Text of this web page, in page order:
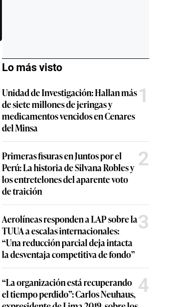
Lo más visto
Unidad de Investigación: Hallan más
de siete millones de jeringas y
medicamentos vencidos en Cenares
del Minsa
1
Primeras fisuras en Juntos por el
Perú: La historia de Silvana Robles y
los entretelones del aparente voto
de traición
2
Aerolíneas responden a LAP sobre la
TUUA a escalas internacionales:
“Una reducción parcial deja intacta
la desventaja competitiva de fondo”
3
“La organización está recuperando
el tiempo perdido”: Carlos Neuhaus, 4